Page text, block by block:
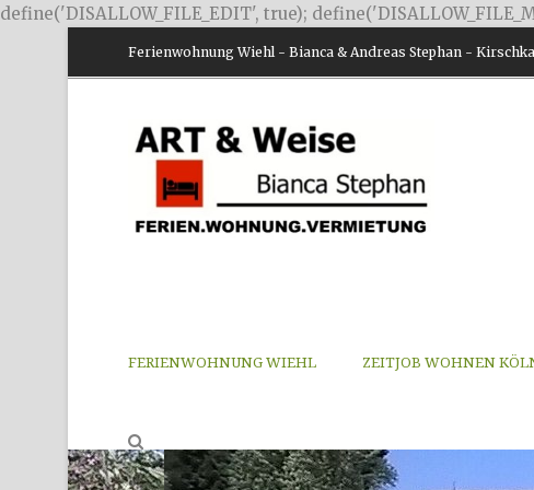
define('DISALLOW_FILE_EDIT', true);
Ferienwohnung Wiehl - Bianca & Andreas Stephan -
FERIENWOHNUNG WIEHL ZEITJOB WOHNEN